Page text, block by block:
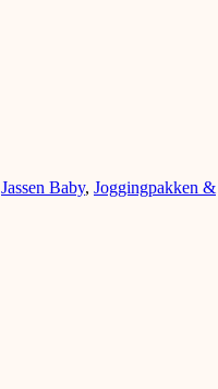
Jassen Baby, Joggingpakken &